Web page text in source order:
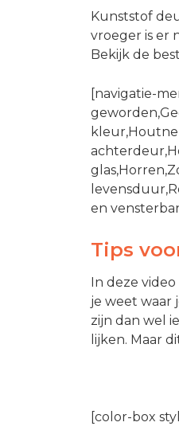
Kunststof
vroeger is er
Bekijk de
[navigatie-
en
Tips
In deze
je weet waar
zijn dan wel
lijken. Maar
[color-box